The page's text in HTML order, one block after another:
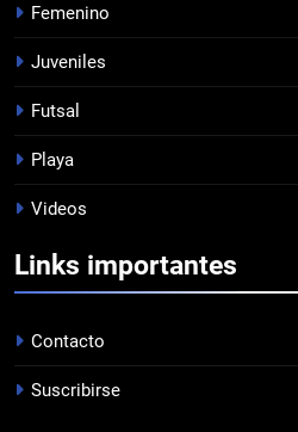
8
1
PROFESIONAL
Femenino
Juveniles
Futsal
Playa
Videos
Links importantes
Contacto
Suscribirse